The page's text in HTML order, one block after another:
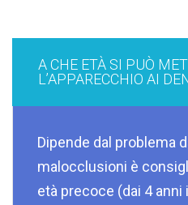
A CHE ETÀ SI PUÒ
L’APPARECCHIO AI
Dipende dal problema
malocclusioni è
età precoce (dai 4